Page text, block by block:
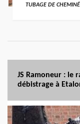
TUBAGE DE
JS Ramoneur : le
débistrage à